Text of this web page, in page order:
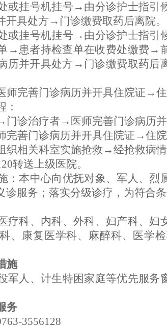
或挂号机挂号→由分诊护士指
开具处方→门诊缴费取药后离院。
或挂号机挂号→由分诊护士指
→患者持检查单在收费处缴费
历并开具处方→门诊缴费取药
完善门诊病历并开具住院证→住
：
诊治疗者→医师完善门诊病历并
善门诊病历并开具住院证→住院
织相关科室实施抢救→经抢救病
转送上级医院。
：本中心向优抚对象、军人、
服务；落实分级诊疗，为符合
疗科、内科、外科、妇产科、
、康复医学科、麻醉科、医学
施
军人、计生特困家庭等优先服务
务
3556128